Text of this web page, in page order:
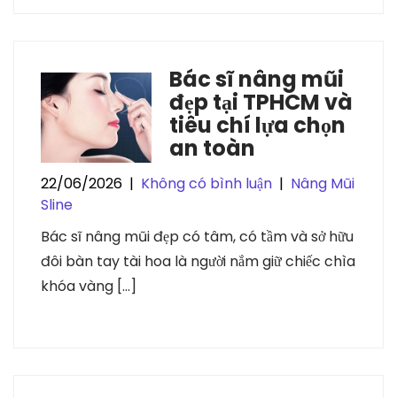
Bác sĩ nâng mũi
đẹp tại TPHCM và
tiêu chí lựa chọn
an toàn
22/06/2026 | Không có bình luận | Nâng Mũi
Sline
Bác sĩ nâng mũi đẹp có tâm, có tầm và sở hữu
đôi bàn tay tài hoa là người nắm giữ chiếc chìa
khóa vàng […]